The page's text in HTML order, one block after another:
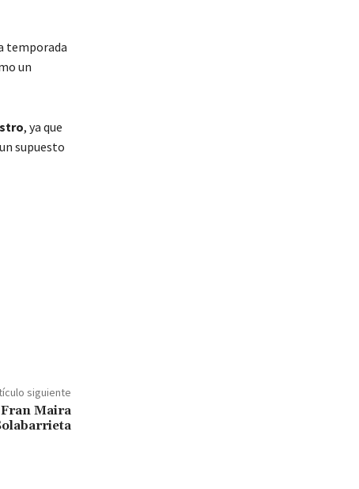
temporada
un
, ya que
supuesto
siguiente
Maira